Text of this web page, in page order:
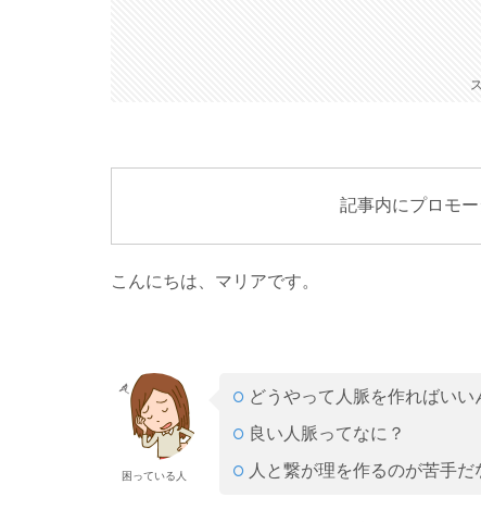
記事内にプロモ
こんにちは、マリアです。
困っている人
どうやって人脈を作ればいい
良い人脈ってなに？
人と繋が理を作るのが苦手だ